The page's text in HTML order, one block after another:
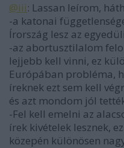
@iii: Lassan leírom,
-a katonai
Írország lesz az
-az abortusztilalom
lejjebb kell vinni, ez
Európában probléma,
íreknek ezt sem kell
és azt mondom jól
-Fel kell emelni az
írek kivételek lesznek,
közepén különösen